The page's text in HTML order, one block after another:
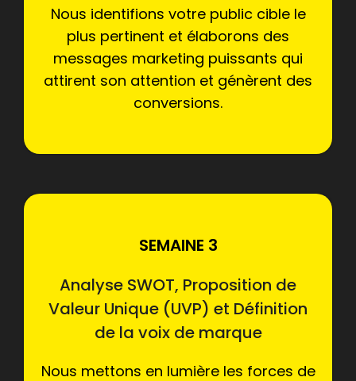
Nous identifions votre public cible le
plus pertinent et élaborons des
messages marketing puissants qui
attirent son attention et génèrent des
conversions.
SEMAINE 3
Analyse SWOT, Proposition de
Valeur Unique (UVP) et Définition
de la voix de marque
Nous mettons en lumière les forces de